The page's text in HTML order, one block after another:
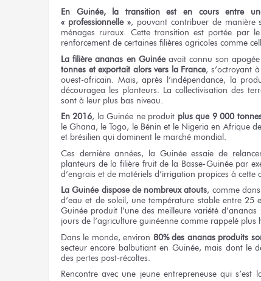
En Guinée, la transition est en cours entre
« professionnelle », pouvant contribuer de manière
ménages ruraux. Cette transition est portée par
renforcement de certaines filières agricoles comme
La filière ananas en Guinéeavait connu son
tonnes et exportait alors vers la France, s’octroyant
ouest-africain. Mais, après l’indépendance, la
découragea les planteurs. La collectivisation des
sont à leur plus bas niveau.
En 2016, la Guinée ne produit plus que 9 000
le Ghana, le Togo, le Bénin et le Nigeria en Afrique
et brésilien qui dominent le marché mondial.
Ces dernière années, la Guinée essaie de
planteurs de la filière fruit de la Basse-Guinée par
d’engrais et de matériels d’irrigation propices à
La Guinée dispose de nombreux atouts, comme
d’eau et de soleil, une température stable entre
Guinée produit l’une des meilleure variété
jours de l’agriculture guinéenne comme rappelé plus
Dans le monde, environ 80% des ananas produits
secteur encore balbutiant en Guinée, mais dont le
des pertes post-récoltes.
Rencontre avec une jeune entrepreneuse qui